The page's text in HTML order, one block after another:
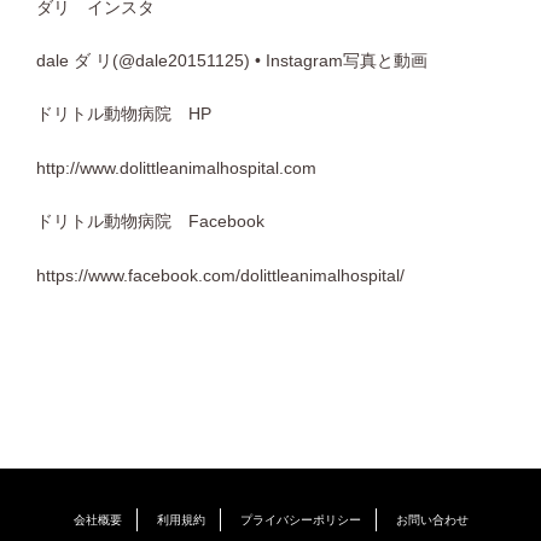
ダリ インスタ
dale ダ リ(@dale20151125) • Instagram写真と動画
ドリトル動物病院 HP
http://www.dolittleanimalhospital.com
ドリトル動物病院 Facebook
https://www.facebook.com/dolittleanimalhospital/
会社概要 利用規約 プライバシーポリシー お問い合わせ